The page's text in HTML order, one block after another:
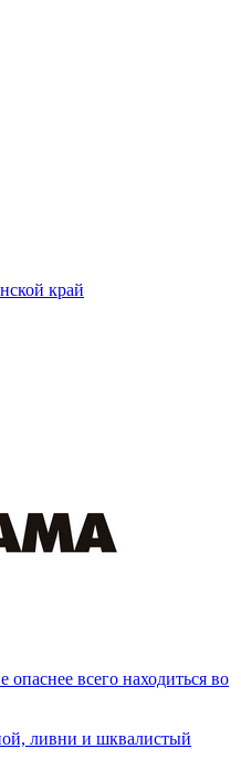
край
опаснее всего находиться во
ливни и шквалистый